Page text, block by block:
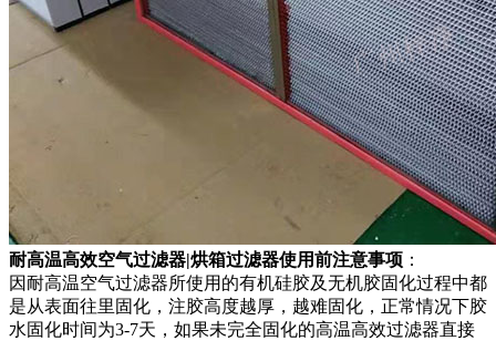
耐高温高效空气过滤器|烘箱过滤器使用前注意事项 ：
因耐高温空气过滤器所使用的有机硅胶及无机胶固化过程中都
是从表面往里固化，注胶高度越厚，越难固化，正常情况下胶
水固化时间为3-7天，如果未完全固化的高温高效过滤器直接